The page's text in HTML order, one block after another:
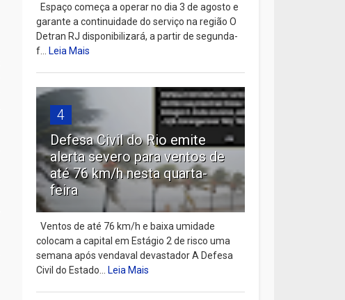
Espaço começa a operar no dia 3 de agosto e
garante a continuidade do serviço na região O
Detran RJ disponibilizará, a partir de segunda-
f...Leia Mais
4
Defesa Civil do Rio emite
alerta severo para ventos de
até 76 km/h nesta quarta-
feira
Ventos de até 76 km/h e baixa umidade
colocam a capital em Estágio 2 de risco uma
semana após vendaval devastador A Defesa
Civil do Estado...Leia Mais